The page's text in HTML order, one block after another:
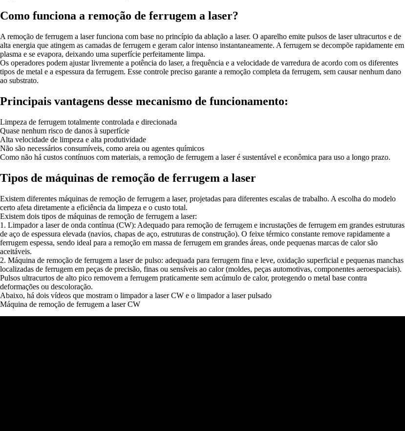
Como funciona a remoção de ferrugem a laser?
A remoção de ferrugem a laser funciona com base no princípio da ablação a laser. O aparelho emite pulsos de laser ultracurtos e de
alta energia que atingem as camadas de ferrugem e geram calor intenso instantaneamente. A ferrugem se decompõe rapidamente em
plasma e se evapora, deixando uma superfície perfeitamente limpa.
Os operadores podem ajustar livremente a potência do laser, a frequência e a velocidade de varredura de acordo com os diferentes
tipos de metal e a espessura da ferrugem. Esse controle preciso garante a remoção completa da ferrugem, sem causar nenhum dano
ao substrato.
Principais vantagens desse mecanismo de funcionamento:
Limpeza de ferrugem totalmente controlada e direcionada
Quase nenhum risco de danos à superfície
Alta velocidade de limpeza e alta produtividade
Não são necessários consumíveis, como areia ou agentes químicos
Como não há custos contínuos com materiais, a remoção de ferrugem a laser é sustentável e econômica para uso a longo prazo.
Tipos de máquinas de remoção de ferrugem a laser
Existem diferentes máquinas de remoção de ferrugem a laser, projetadas para diferentes escalas de trabalho. A escolha do modelo
certo afeta diretamente a eficiência da limpeza e o custo total.
Existem dois tipos de máquinas de remoção de ferrugem a laser:
1. Limpador a laser de onda contínua (CW): Adequado para remoção de ferrugem e incrustações de ferrugem em grandes estruturas
de aço de espessura elevada (navios, chapas de aço, estruturas de construção). O feixe térmico constante remove rapidamente a
ferrugem espessa, sendo ideal para a remoção em massa de ferrugem em grandes áreas, onde pequenas marcas de calor são
aceitáveis.
2. Máquina de remoção de ferrugem a laser de pulso: adequada para ferrugem fina e leve, oxidação superficial e pequenas manchas
localizadas de ferrugem em peças de precisão, finas ou sensíveis ao calor (moldes, peças automotivas, componentes aeroespaciais).
Pulsos ultracurtos de alto pico removem a ferrugem praticamente sem acúmulo de calor, protegendo o metal base contra
deformações ou descoloração.
Abaixo, há dois vídeos que mostram o limpador a laser CW e o limpador a laser pulsado
Máquina de remoção de ferrugem a laser CW